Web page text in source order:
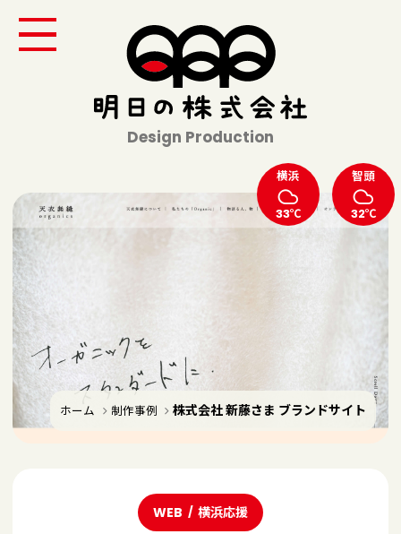
Design Production
横浜
33℃
智頭
32℃
ホーム 制作事例 株式会社 新藤さま ブランドサイト
WEB 横浜応援